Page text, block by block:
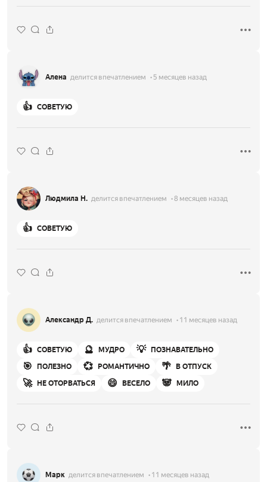
Алена делится впечатлением 5 месяцев назад
👍 СОВЕТУЮ
Людмила Н. делится впечатлением 8 месяцев назад
👍 СОВЕТУЮ
Александр Д. делится впечатлением 11 месяцев назад
👍 СОВЕТУЮ 🔮 МУДРО 💡 ПОЗНАВАТЕЛЬНО
🎯 ПОЛЕЗНО 💞 РОМАНТИЧНО 🌴 В ОТПУСК
🚀 НЕ ОТОРВАТЬСЯ 😄 ВЕСЕЛО 🐼 МИЛО
Марк делится впечатлением 11 месяцев назад